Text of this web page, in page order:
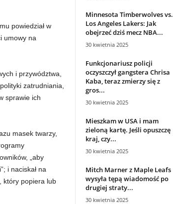
powiedział w
umowy na
i przywództwa,
zatrudniania,
sprawie ich
masek twarzy,
„aby
i naciskał na
który popiera lub
Minnesota Timberwolves vs.
Los Angeles Lakers: Jak
obejrzeć dziś mecz NBA...
30 kwietnia 2025
Funkcjonariusz policji
oczyszczył gangstera Chrisa
Kaba, teraz zmierzy się z
gros...
30 kwietnia 2025
Mieszkam w USA i mam
zieloną kartę. Jeśli opuszczę
kraj, czy...
30 kwietnia 2025
Mitch Marner z Maple Leafs
wysyła tępą wiadomość po
drugiej straty...
30 kwietnia 2025